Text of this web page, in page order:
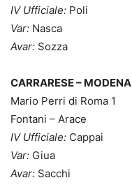
IV Ufficiale: Poli
Var: Nasca
Avar: Sozza
CARRARESE – MODENA
Mario Perri di Roma 1
Fontani – Arace
IV Ufficiale: Cappai
Var: Giua
Avar: Sacchi